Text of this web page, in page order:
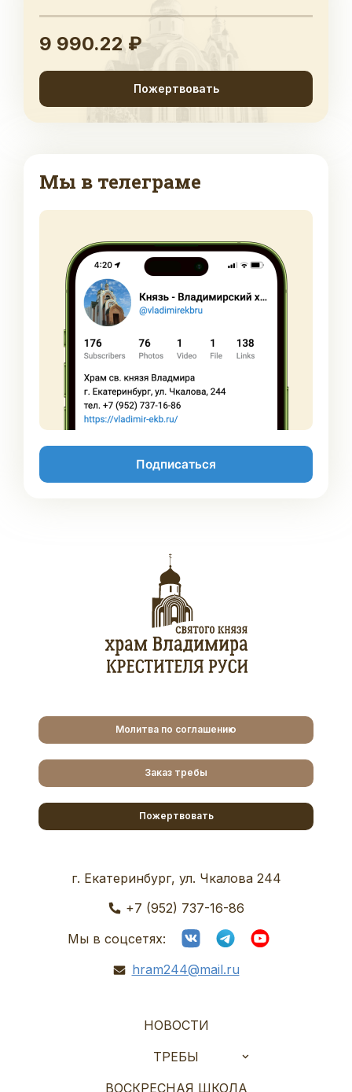
9 990.22 ₽
Пожертвовать
Мы в телеграме
Подписаться
Молитва по соглашению
Заказ требы
Пожертвовать
г. Екатеринбург, ул. Чкалова 244
+7 (952) 737-16-86
Мы в соцсетях:
hram244@mail.ru
НОВОСТИ
ТРЕБЫ
ВОСКРЕСНАЯ ШКОЛА